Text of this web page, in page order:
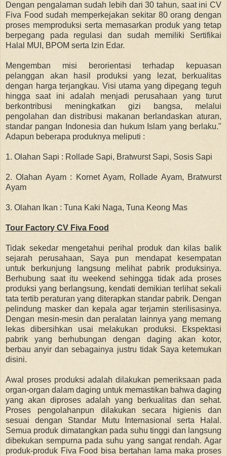
Dengan pengalaman sudah lebih dari 30 tahun, saat ini CV
Fiva Food sudah memperkejakan sekitar 80 orang dengan
proses memproduksi serta memasarkan produk yang tetap
berpegang pada regulasi dan sudah memiliki Sertifikai
Halal MUI, BPOM serta Izin Edar.
Mengemban misi berorientasi terhadap kepuasan
pelanggan akan hasil produksi yang lezat, berkualitas
dengan harga terjangkau. Visi utama yang dipegang teguh
hingga saat ini adalah menjadi perusahaan yang turut
berkontribusi meningkatkan gizi bangsa, melalui
pengolahan dan distribusi makanan berlandaskan aturan,
standar pangan Indonesia dan hukum Islam yang berlaku."
Adapun beberapa produknya meliputi :
1. Olahan Sapi : Rollade Sapi, Bratwurst Sapi, Sosis Sapi
2. Olahan Ayam : Kornet Ayam, Rollade Ayam, Bratwurst
Ayam
3. Olahan Ikan : Tuna Kaki Naga, Tuna Keong Mas
Tour Factory CV Fiva Food
Tidak sekedar mengetahui perihal produk dan kilas balik
sejarah perusahaan, Saya pun mendapat kesempatan
untuk berkunjung langsung melihat pabrik produksinya.
Berhubung saat itu weekend sehingga tidak ada proses
produksi yang berlangsung, kendati demikian terlihat sekali
tata tertib peraturan yang diterapkan standar pabrik. Dengan
pelindung masker dan kepala agar terjamin sterilisasinya.
Dengan mesin-mesin dan peralatan lainnya yang memang
lekas dibersihkan usai melakukan produksi. Ekspektasi
pabrik yang berhubungan dengan daging akan kotor,
berbau anyir dan sebagainya justru tidak Saya ketemukan
disini.
Awal proses produksi adalah dilakukan pemeriksaan pada
organ-organ dalam daging untuk memastikan bahwa daging
yang akan diproses adalah yang berkualitas dan sehat.
Proses pengolahanpun dilakukan secara higienis dan
sesuai dengan Standar Mutu Internasional serta Halal.
Semua produk dimatangkan pada suhu tinggi dan langsung
dibekukan sempurna pada suhu yang sangat rendah. Agar
produk-produk Fiva Food bisa bertahan lama maka proses